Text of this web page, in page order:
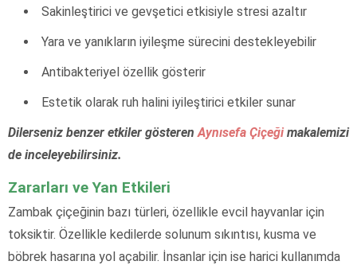
Sakinleştirici ve gevşetici etkisiyle stresi azaltır
Yara ve yanıkların iyileşme sürecini destekleyebilir
Antibakteriyel özellik gösterir
Estetik olarak ruh halini iyileştirici etkiler sunar
Dilerseniz benzer etkiler gösterenAynısefa Çiçeği makalemizi
de inceleyebilirsiniz.
Zararları ve Yan Etkileri
Zambak çiçeğinin bazı türleri, özellikle evcil hayvanlar için
toksiktir. Özellikle kedilerde solunum sıkıntısı, kusma ve
böbrek hasarına yol açabilir. İnsanlar için ise harici kullanımda